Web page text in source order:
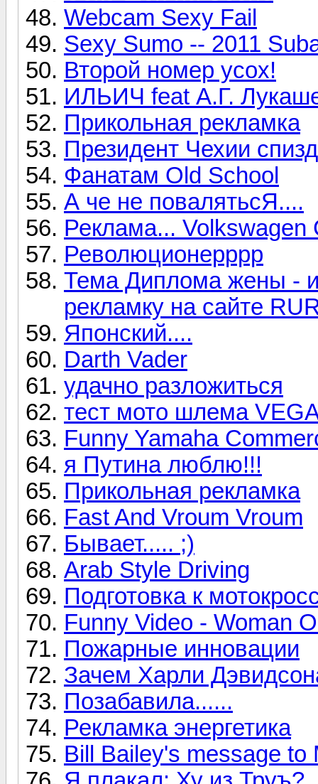
Webcam Sexy Fail
Sexy Sumo -- 2011
Второй номер усох!
ИЛЬИЧ feat А.Г.
Прикольная рекламка
Президент Чехии
Фанатам Old School
А че не повалятьсЯ....
Реклама... Volkswagen
Революционерррр
Тема Диплома жены -
рекламку на сайте
Японский....
Darth Vader
удачно разложиться
тест мото шлема
Funny Yamaha
я Путина люблю!!!
Прикольная рекламка
Fast And Vroum Vroum
Бывает..... ;)
Arab Style Driving
Подготовка к
Funny Video - Woman
Пожарные инновации
Зачем Харли
Позабавила......
Рекламка энергетика
Bill Bailey's message to